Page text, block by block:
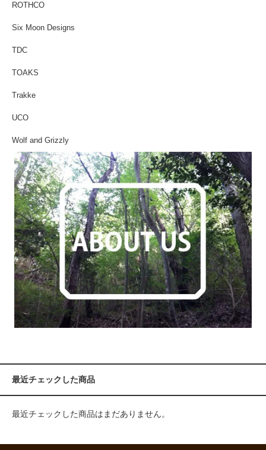
ROTHCO
Six Moon Designs
TDC
TOAKS
Trakke
UCO
Wolf and Grizzly
最近チェックした商品
最近チェックした商品はまだありません。